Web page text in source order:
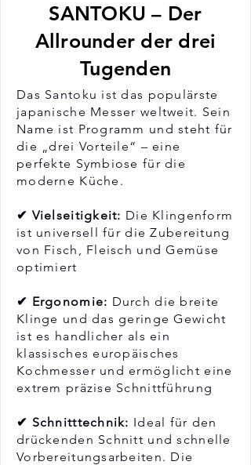
SANTOKU – Der
Allrounder der drei
Tugenden
Das Santoku ist das populärste
japanische Messer weltweit. Sein
Name ist Programm und steht für
die „drei Vorteile“ – eine
perfekte Symbiose für die
moderne Küche.
✔ Vielseitigkeit: Die Klingenform
ist universell für die Zubereitung
von Fisch, Fleisch und Gemüse
optimiert
✔ Ergonomie: Durch die breite
Klinge und das geringe Gewicht
ist es handlicher als ein
klassisches europäisches
Kochmesser und ermöglicht eine
extrem präzise Schnittführung
✔ Schnitttechnik: Ideal für den
drückenden Schnitt und schnelle
Vorbereitungsarbeiten. Die